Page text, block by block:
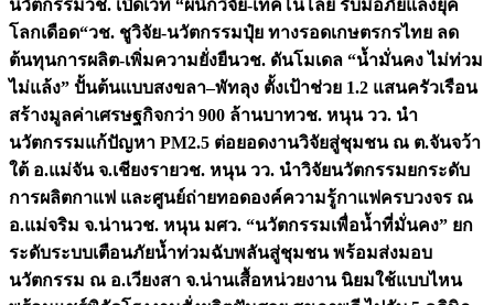
นวัตกรรมวช. เปิดเวที “ผนึกวิจัย-เทคโนโลยี รับมือภัยแล้งยุค
โลกเดือด“วช. ชูวิจัย-นวัตกรรมปุ๋ย ทางรอดเกษตรกรไทย ลด
ต้นทุนการผลิต-เพิ่มความยั่งยืนวช. ดันโมเดล “น้ำมั่นคง ไม่ท่วม
ไม่แล้ง” ปั้นต้นแบบสงขลา–พัทลุง ตั้งเป้าช่วย 1.2 แสนครัวเรือน
สร้างมูลค่าเศรษฐกิจกว่า 900 ล้านบาทวช. หนุน วว. นำ
นวัตกรรมแก้ปัญหา PM2.5 ต่อยอดงานวิจัยสู่ชุมชน ณ ต.จันจว้า
ใต้ อ.แม่จัน จ.เชียงรายวช. หนุน วว. นำวิจัยนวัตกรรมยกระดับ
การผลิตกาแฟ และศูนย์ถ่ายทอดองค์ความรู้กาแฟครบวงจร ณ
อ.แม่จริม จ.น่านวช. หนุน มศว. “นวัตกรรมเพื่อน้ำที่มั่นคง” ยก
ระดับระบบเตือนภัยน้ำท่วมฉับพลันสู่ชุมชน พร้อมส่งมอบ
นวัตกรรม ณ อ.เวียงสา จ.น่านเสื้อหน่วยงาน นิยมใช้แบบไหน